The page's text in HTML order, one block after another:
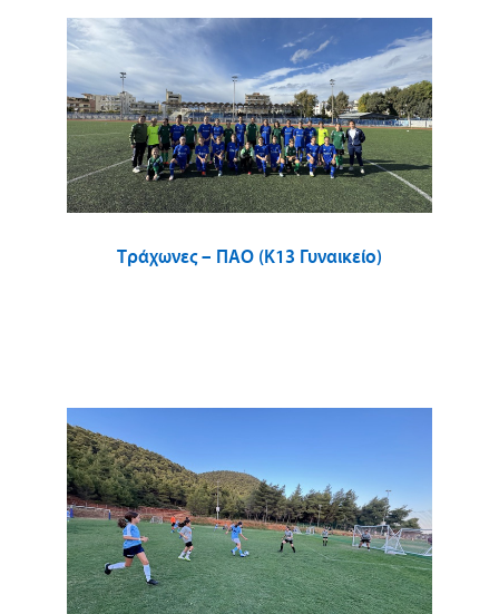
Τράχωνες – ΠΑΟ (Κ13 Γυναικείο)